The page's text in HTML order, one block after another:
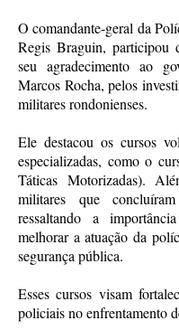
O comandante-geral da
Regis Braguin, participou
seu agradecimento ao
Marcos Rocha, pelos
militares rondonienses.
Ele destacou os cursos
especializadas, como o
Táticas Motorizadas).
militares que
ressaltando a
melhorar a atuação da
segurança pública.
Esses cursos visam
policiais no enfrentamento